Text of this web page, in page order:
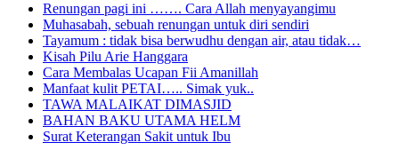
Renungan pagi ini ……. Cara Allah menyayangimu
Muhasabah, sebuah renungan untuk diri sendiri
Tayamum : tidak bisa berwudhu dengan air, atau tidak…
Kisah Pilu Arie Hanggara
Cara Membalas Ucapan Fii Amanillah
Manfaat kulit PETAI….. Simak yuk..
TAWA MALAIKAT DIMASJID
BAHAN BAKU UTAMA HELM
Surat Keterangan Sakit untuk Ibu